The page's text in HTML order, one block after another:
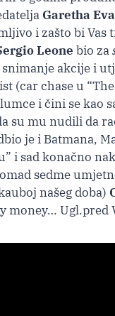
Garetha
i zašto bi Vas
Leone bio za
akcije i
(car chase u
i čini se kao
su mu nudili da
je i Batmana,
i sad konačno
sedme
našeg doba)
money… Ugl.pred